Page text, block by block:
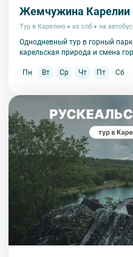
Жемчужина Карелии
Тур в Карелию из спб на
Однодневный тур в горный
карельская природа и смена
Пн Вт Ср Чт Пт Сб